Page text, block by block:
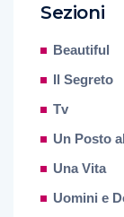
Sezioni
Beautiful
Il Segreto
Tv
Un Posto
Una Vita
Uomini e